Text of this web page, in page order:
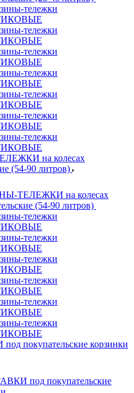
тележки
тележки
тележки
тележки
тележки
тележки
тележки
на колесах
(54-90 литров)
ТЕЛЕЖКИ на колесах
(54-90 литров)
тележки
тележки
тележки
тележки
тележки
тележки
покупательские корзинки
под покупательские